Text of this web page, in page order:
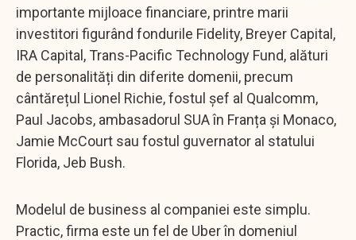
importante mijloace financiare, printre marii
investitori figurând fondurile Fidelity, Breyer Capital,
IRA Capital, Trans-Pacific Technology Fund, alături
de personalități din diferite domenii, precum
cântărețul Lionel Richie, fostul șef al Qualcomm,
Paul Jacobs, ambasadorul SUA în Franța și Monaco,
Jamie McCourt sau fostul guvernator al statului
Florida, Jeb Bush.
Modelul de business al companiei este simplu.
Practic, firma este un fel de Uber în domeniul